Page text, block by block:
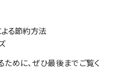
る節約方法
めに、ぜひ最後までご覧く